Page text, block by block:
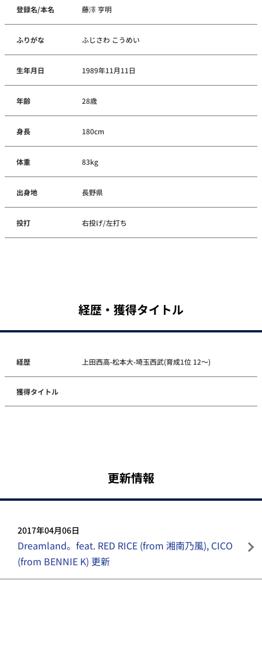
登録名/本名 藤澤 亨明
ふりがな ふじさわ こうめい
生年月日 1989年11月11日
年齢 28歳
身長 180cm
体重 83kg
出身地 長野県
投打 右投げ/左打ち
経歴・獲得タイトル
経歴 上田西高-松本大-埼玉西武(育成1位 12～)
獲得タイトル
更新情報
2017年04月06日
Dreamland。feat. RED RICE (from 湘南乃風), CICO
(from BENNIE K) 更新